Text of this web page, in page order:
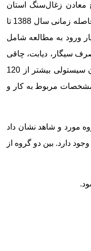
معادن زغال‌سنگ
استان
1388 تا
شامل
سابقه­ مصرف سیگار، دیابت، چاقی
(با شاخص توده­ بدنی بیش از 24)؛ مصرف داروهای قلبی­ ایجادکننده تغییر در نوار قلب؛ و سابقه­ فشارخون سیستولی بیشتر از 120
مربوط به کار و
مورد و شاهد نشان داد
دارد. بین دو گروه از